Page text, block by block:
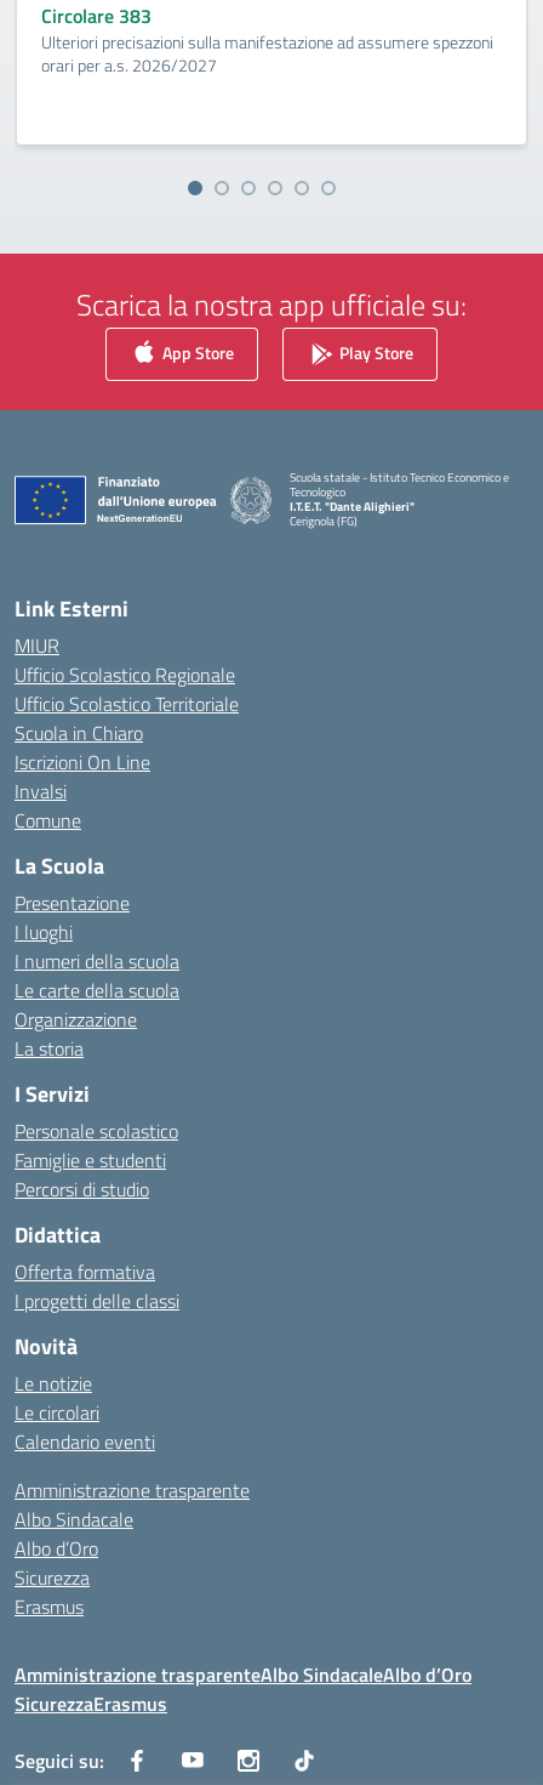
Circolare 383
Ulteriori precisazioni sulla manifestazione ad assumere spezzoni
orari per a.s. 2026/2027
Scarica la nostra app ufficiale su:
App Store Play Store
Scuola statale - Istituto Tecnico Economico e
Tecnologico
I.T.E.T. "Dante Alighieri"
Cerignola (FG)
— Visita la pagina iniziale della scuola
Link Esterni
MIUR
Ufficio Scolastico Regionale
Ufficio Scolastico Territoriale
Scuola in Chiaro
Iscrizioni On Line
Invalsi
Comune
La Scuola
Presentazione
I luoghi
I numeri della scuola
Le carte della scuola
Organizzazione
La storia
I Servizi
Personale scolastico
Famiglie e studenti
Percorsi di studio
Didattica
Offerta formativa
I progetti delle classi
Novità
Le notizie
Le circolari
Calendario eventi
Amministrazione trasparente
Albo Sindacale
Albo d’Oro
Sicurezza
Erasmus
Amministrazione trasparenteAlbo SindacaleAlbo d’Oro
SicurezzaErasmus
Seguici su: